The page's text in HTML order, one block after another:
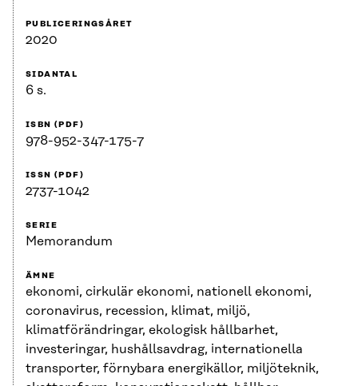
PUBLICERINGSÅRET
2020
SIDANTAL
6 s.
ISBN (PDF)
978-952-347-175-7
ISSN (PDF)
2737-1042
SERIE
Memorandum
ÄMNE
ekonomi, cirkulär ekonomi, nationell ekonomi,
coronavirus, recession, klimat, miljö,
klimatförändringar, ekologisk hållbarhet,
investeringar, hushållsavdrag, internationella
transporter, förnybara energikällor, miljöteknik,